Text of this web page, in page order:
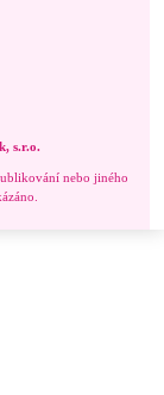
s.r.o.
nebo jiného